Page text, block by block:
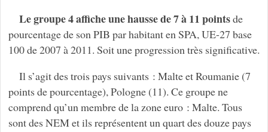
Le groupe 4 affiche une hausse de 7 à 11 pointsde
pourcentage de son PIB par habitant en SPA, UE-27 base
100 de 2007 à 2011. Soit une progression très significative.
Il s’agit des trois pays suivants : Malte et Roumanie (7
points de pourcentage), Pologne (11). Ce groupe ne
comprend qu’un membre de la zone euro : Malte. Tous
sont des NEM et ils représentent un quart des douze pays